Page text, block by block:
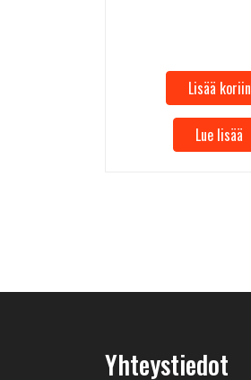
Lisää koriin
Lue lisää
Yhteystiedot